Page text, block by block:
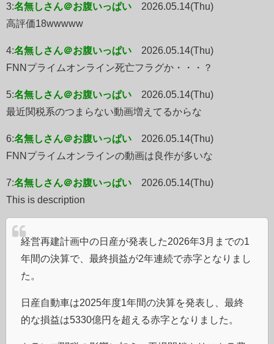
3:名無しさん＠お腹いっぱい
2026.05.14(Thu)
高評価18wwwww
4:名無しさん＠お腹いっぱい
2026.05.14(Thu)
FNNプライムオンライン死亡フラグか・・・？
5:名無しさん＠お腹いっぱい
2026.05.14(Thu)
最近関税系のつまらない動画増えてるからな
6:名無しさん＠お腹いっぱい
2026.05.14(Thu)
FNNプライムオンラインの動画は良作が多いな
7:名無しさん＠お腹いっぱい
2026.05.14(Thu)
This is description
経営再建計画中の日産が発表した2026年3月までの1
年間の決算で、最終損益が2年連続で赤字となりまし
た。
日産自動車は2025年度1年間の決算を発表し、最終
的な損益は5330億円を超える赤字となりました。